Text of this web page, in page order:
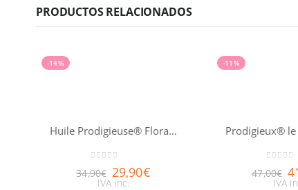
PRODUCTOS RELACIONADOS
-14%
Huile Prodigieuse® Florale NUXE 100ml
34,90€ 29,90€
IVA inc.
-11%
47,00€
IVA